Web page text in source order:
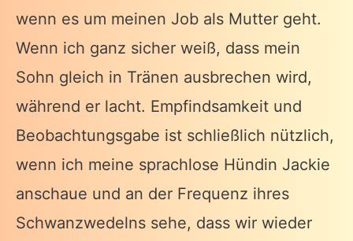
wenn es um meinen Job als Mutter geht.
Wenn ich ganz sicher weiß, dass mein
Sohn gleich in Tränen ausbrechen wird,
während er lacht. Empfindsamkeit und
Beobachtungsgabe ist schließlich nützlich,
wenn ich meine sprachlose Hündin Jackie
anschaue und an der Frequenz ihres
Schwanzwedelns sehe, dass wir wieder